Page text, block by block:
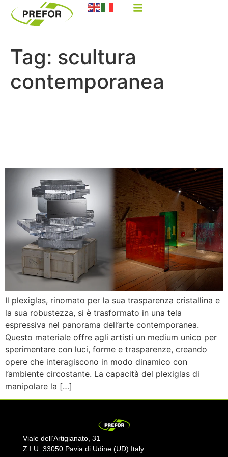
Tag: scultura
contemporanea
Il plexiglas, rinomato per la sua trasparenza cristallina e
la sua robustezza, si è trasformato in una tela
espressiva nel panorama dell’arte contemporanea.
Questo materiale offre agli artisti un medium unico per
sperimentare con luci, forme e trasparenze, creando
opere che interagiscono in modo dinamico con
l’ambiente circostante. La capacità del plexiglas di
manipolare la […]
Viale dell’Artigianato, 31
Z.I.U. 33050 Pavia di Udine (UD) Italy